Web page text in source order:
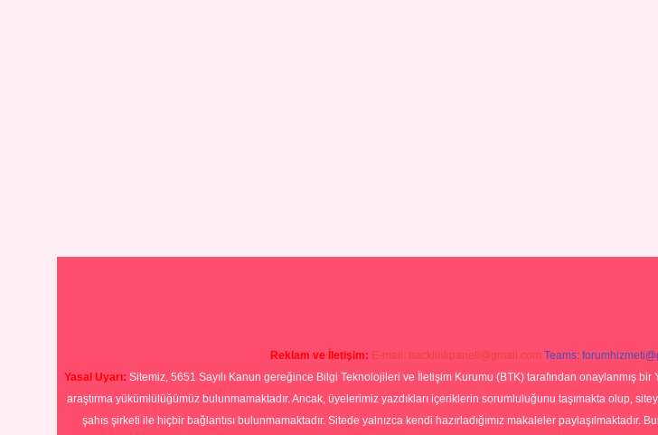
Reklam ve İletişim: E-mail: backlinkpaneli@gmail.com Teams:
Yasal Uyarı: Sitemiz, 5651 Sayılı Kanun gereğince Bilgi Teknolojileri ve İletişim Kurumu (BTK) tarafından onaylanmış
araştırma yükümlülüğümüz bulunmamaktadır. Ancak, üyelerimiz yazdıkları içeriklerin sorumluluğunu taşımakta olup,
şahıs şirketi ile hiçbir bağlantısı bulunmamaktadır. Sitede yalnızca kendi hazırladığımız makaleler